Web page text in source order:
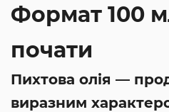
Формат 100
почати
Пихтова олія —
виразним